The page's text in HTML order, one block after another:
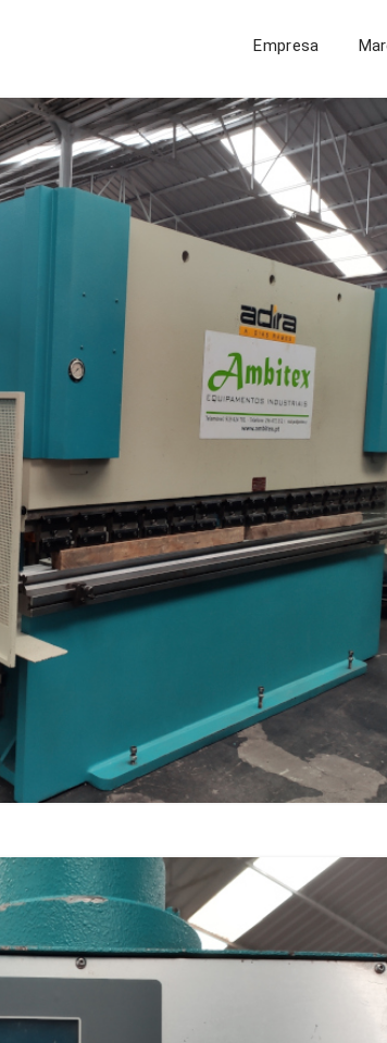
Empresa